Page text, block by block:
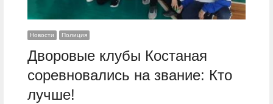
Новости Полиция
Дворовые клубы Костаная
соревновались на звание: Кто
лучше!